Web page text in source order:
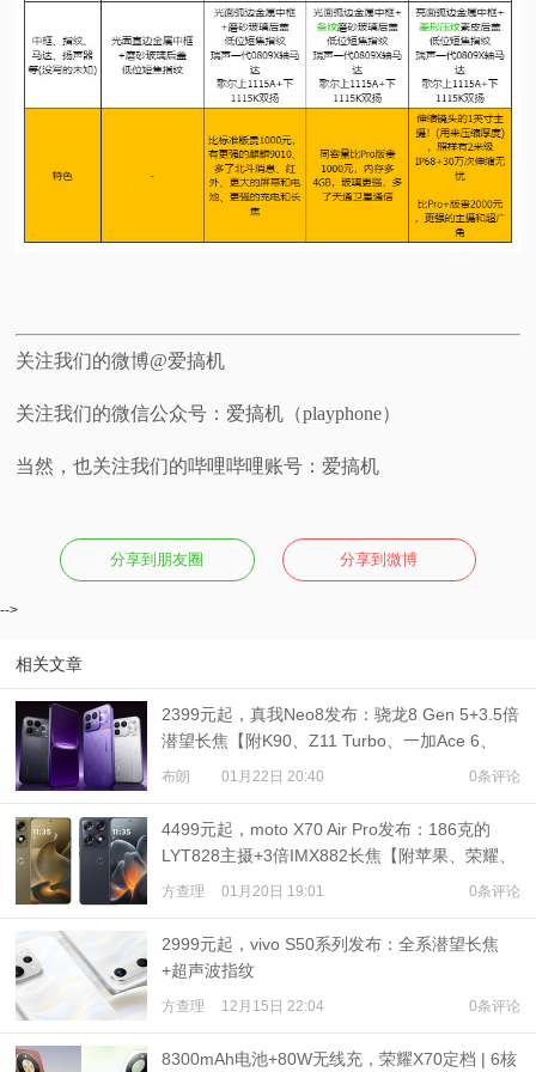
关注我们的微博@爱搞机
关注我们的微信公众号：爱搞机（playphone）
当然，也关注我们的哔哩哔哩账号：爱搞机
分享到朋友圈 分享到微博
-->
相关文章
2399元起，真我Neo8发布：骁龙8 Gen 5+3.5倍
潜望长焦【附K90、Z11 Turbo、一加Ace 6、
WIN RT对比】
布朗 01月22日 20:40 0条评论
4499元起，moto X70 Air Pro发布：186克的
LYT828主摄+3倍IMX882长焦【附苹果、荣耀、
三星Air机型对比】
方查理 01月20日 19:01 0条评论
2999元起，vivo S50系列发布：全系潜望长焦
+超声波指纹
方查理 12月15日 22:04 0条评论
8300mAh电池+80W无线充，荣耀X70定档 | 6核